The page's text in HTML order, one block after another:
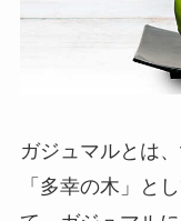
ガジュマルとは
「多幸の木」と